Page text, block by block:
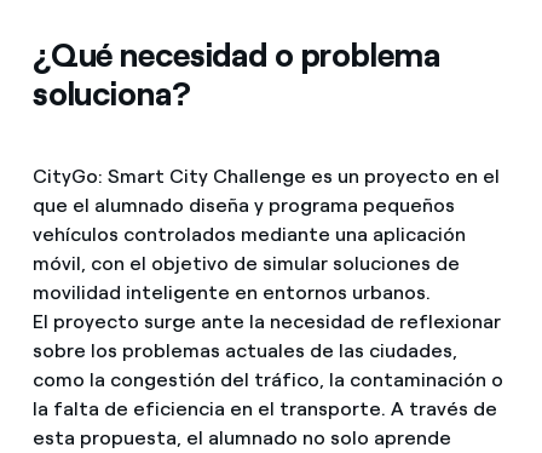
¿Qué necesidad o problema
soluciona?
CityGo: Smart City Challenge es un proyecto en el
que el alumnado diseña y programa pequeños
vehículos controlados mediante una aplicación
móvil, con el objetivo de simular soluciones de
movilidad inteligente en entornos urbanos.
El proyecto surge ante la necesidad de reflexionar
sobre los problemas actuales de las ciudades,
como la congestión del tráfico, la contaminación o
la falta de eficiencia en el transporte. A través de
esta propuesta, el alumnado no solo aprende